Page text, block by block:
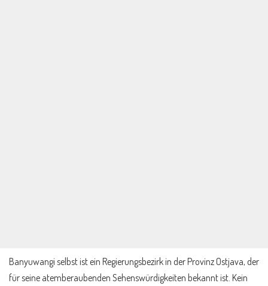
Banyuwangi selbst ist ein Regierungsbezirk in der Provinz Ostjava, der
für seine atemberaubenden Sehenswürdigkeiten bekannt ist. Kein